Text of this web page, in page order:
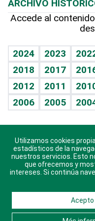
Hablando con el
Vida y familia
Eñe
Celebrando la vida
Sin complejos
En pocas palabras
Escuchando al corazón
Economía Personal
Línea de hit
TBT Deportivo
Más firmas
Hecho en casa
Guía del dinero
Cumpleaños
Horóscopos
Crucigramas
ARCHIVO
Accede al
2024 2023
2018
2017
2012
2011
2006
2005
Descarga nuestras
© 2021 Diario Libre,
Utilizamos cookies
estadísticos de la
nuestros servicios. Esto
que ofrecemos y
intereses. Si continúa
Acepto